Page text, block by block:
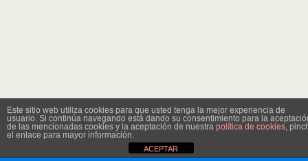
Este sitio web utiliza cookies para que usted tenga la mejor experiencia de
usuario. Si continúa navegando está dando su consentimiento para la
de las mencionadas cookies y la aceptación de nuestra política de cookies,
el enlace para mayor información.
ACEPTAR